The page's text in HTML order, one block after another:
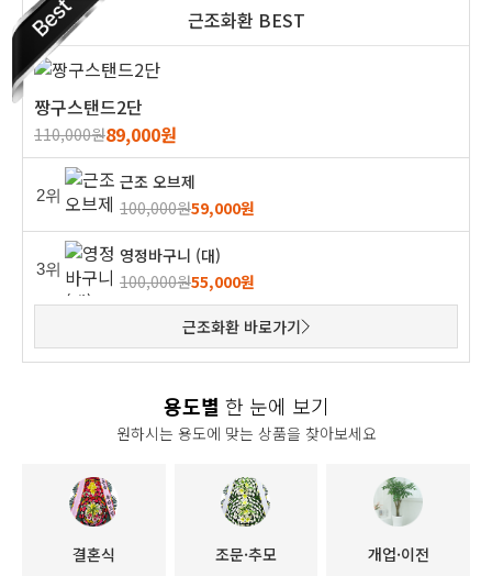
근조화환 BEST
짱구스탠드2단
110,000원89,000원
2위
근조 오브제
100,000원59,000원
3위
영정바구니 (대)
100,000원55,000원
근조화환 바로가기
용도별 한 눈에 보기
원하시는 용도에 맞는 상품을 찾아보세요
결혼식 조문·추모 개업·이전